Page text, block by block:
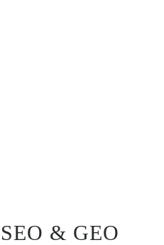
SEO & GEO